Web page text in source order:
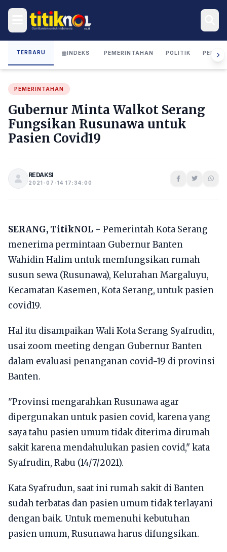
TERBARU INDEKS PEMERINTAHAN POLITIK
PEMERINTAHAN
Gubernur Minta Walkot Serang
Fungsikan Rusunawa untuk
Pasien Covid19
REDAKSI
2021-07-14 17:34:00
SERANG, TitikNOL - Pemerintah Kota Serang
menerima permintaan Gubernur Banten
Wahidin Halim untuk memfungsikan rumah
susun sewa (Rusunawa), Kelurahan Margaluyu,
Kecamatan Kasemen, Kota Serang, untuk pasien
covid19.
Hal itu disampaikan Wali Kota Serang Syafrudin,
usai zoom meeting dengan Gubernur Banten
dalam evaluasi penanganan covid-19 di provinsi
Banten.
"Provinsi mengarahkan Rusunawa agar
dipergunakan untuk pasien covid, karena yang
saya tahu pasien umum tidak diterima dirumah
sakit karena mendahulukan pasien covid," kata
Syafrudin, Rabu (14/7/2021).
Kata Syafrudun, saat ini rumah sakit di Banten
sudah terbatas dan pasien umum tidak terlayani
dengan baik. Untuk memenuhi kebutuhan
pasien umum, Rusunawa harus difungsikan.